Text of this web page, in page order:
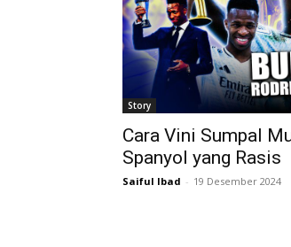
Story
Cara Vini Sumpal
Spanyol yang Rasis
Saiful Ibad - 19 Desember 2024